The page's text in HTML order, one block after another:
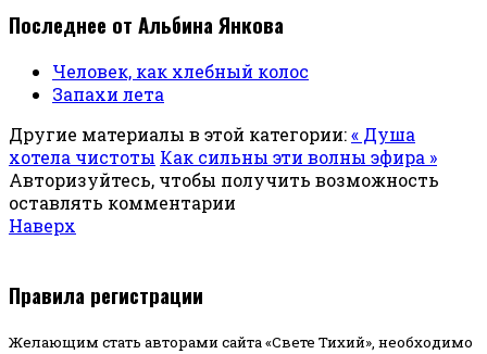
Последнее от Альбина Янкова
Человек, как хлебный колос
Запахи лета
Другие материалы в этой категории:« Душа
хотела чистоты Как сильны эти волны эфира »
Авторизуйтесь, чтобы получить возможность
оставлять комментарии
Наверх
Правила регистрации
Желающим стать авторами сайта «Свете Тихий», необходимо